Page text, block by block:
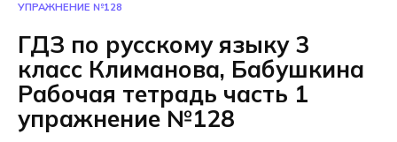
УПРАЖНЕНИЕ №128
ГДЗ по русскому языку 3
класс Климанова, Бабушкина
Рабочая тетрадь часть 1
упражнение №128